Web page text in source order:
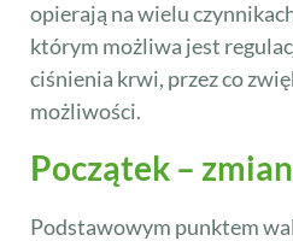
opierają na wielu
którym możliwa jest
ciśnienia krwi, przez co
możliwości.
Początek –
Podstawowym punktem